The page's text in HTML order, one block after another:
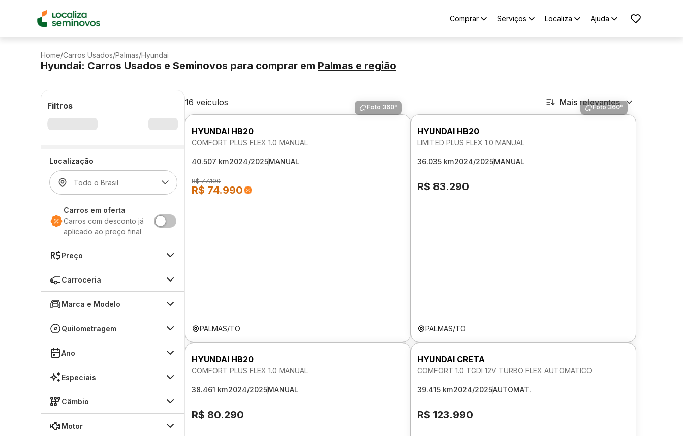
Comprar Serviços Localiza Ajuda
Home/Carros Usados/Palmas/Hyundai
Hyundai: Carros Usados e Seminovos para comprar em Palmas e região
Filtros
Localização
Carros em oferta
Carros com desconto já
aplicado ao preço final
Preço
Carroceria
Marca e Modelo
Quilometragem
Ano
Especiais
Câmbio
Motor
16 veículos Mais relevantes
Foto 360º
HYUNDAI HB20
COMFORT PLUS FLEX 1.0 MANUAL
40.507 km2024/2025MANUAL
R$ 77.190
R$ 74.990
PALMAS/TO
Foto 360º
HYUNDAI HB20
LIMITED PLUS FLEX 1.0 MANUAL
36.035 km2024/2025MANUAL
R$ 83.290
PALMAS/TO
HYUNDAI HB20
COMFORT PLUS FLEX 1.0 MANUAL
38.461 km2024/2025MANUAL
R$ 80.290
HYUNDAI CRETA
COMFORT 1.0 TGDI 12V TURBO FLEX AUTOMATICO
39.415 km2024/2025AUTOMAT.
R$ 123.990